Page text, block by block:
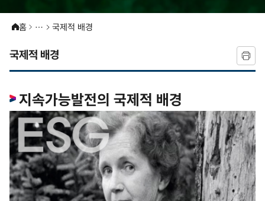
홈 국제적 배경
국제적 배경
지속가능발전의 국제적 배경